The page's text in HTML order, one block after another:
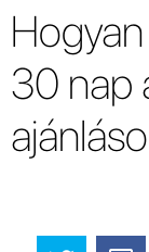
30 nap